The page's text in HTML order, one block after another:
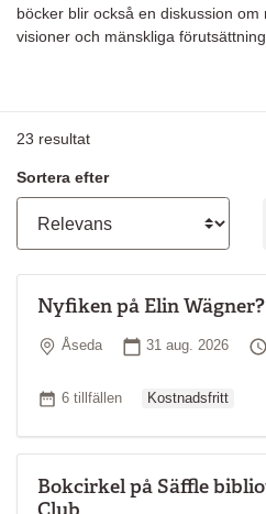
böcker blir också en diskussion om
visioner och mänskliga
23 resultat
Sortera efter
Nyfiken på Elin Wägner?
Plats
Åseda Startdatum
31 aug. 2026
Antal tillfällen
6 tillfällen Kostnadsfritt
Bokcirkel på Säffle
Club